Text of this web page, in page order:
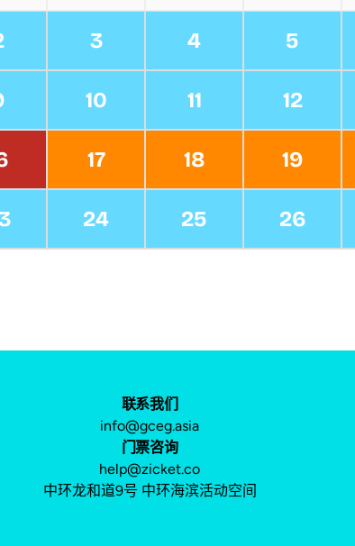
3 4 5
10 11 12
17 18 19
24 25 26
联系我们
info@gceg.asia
门票咨询
help@zicket.co
中环龙和道9号 中环海滨活动空间